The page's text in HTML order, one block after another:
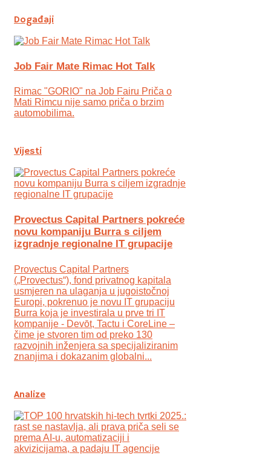
Događaji
Job Fair Mate Rimac Hot Talk
Rimac "GORIO" na Job Fairu Priča o
Mati Rimcu nije samo priča o brzim
automobilima.
Vijesti
Provectus Capital Partners pokreće
novu kompaniju Burra s ciljem
izgradnje regionalne IT grupacije
Provectus Capital Partners
(„Provectus“), fond privatnog kapitala
usmjeren na ulaganja u jugoistočnoj
Europi, pokrenuo je novu IT grupaciju
Burra koja je investirala u prve tri IT
kompanije - Devōt, Tactu i CoreLine –
čime je stvoren tim od preko 130
razvojnih inženjera sa specijaliziranim
znanjima i dokazanim globalni...
Analize